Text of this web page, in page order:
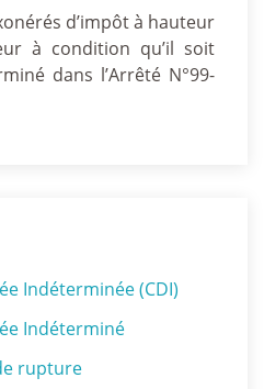
d’impôt à hauteur
à condition qu’il soit
dans l’Arrêté N°99-
Indéterminée (CDI)
Indéterminé
rupture